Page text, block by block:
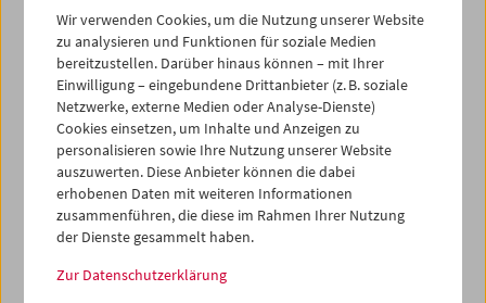
29
31 02
04
05
06 07 08 09 10
iCalender
Programmheft-PDF
English language or subtitles
< Vorherige Woche
Mo 15.5.
Wir verwenden Cookies, um die Nutzung unserer Website
zu analysieren und Funktionen für soziale Medien
bereitzustellen. Darüber hinaus können – mit Ihrer
Einwilligung – eingebundene Drittanbieter (z. B. soziale
Netzwerke, externe Medien oder Analyse-Dienste)
Cookies einsetzen, um Inhalte und Anzeigen zu
personalisieren sowie Ihre Nutzung unserer Website
auszuwerten. Diese Anbieter können die dabei
erhobenen Daten mit weiteren Informationen
zusammenführen, die diese im Rahmen Ihrer Nutzung
der Dienste gesammelt haben.
Zur Datenschutzerklärung